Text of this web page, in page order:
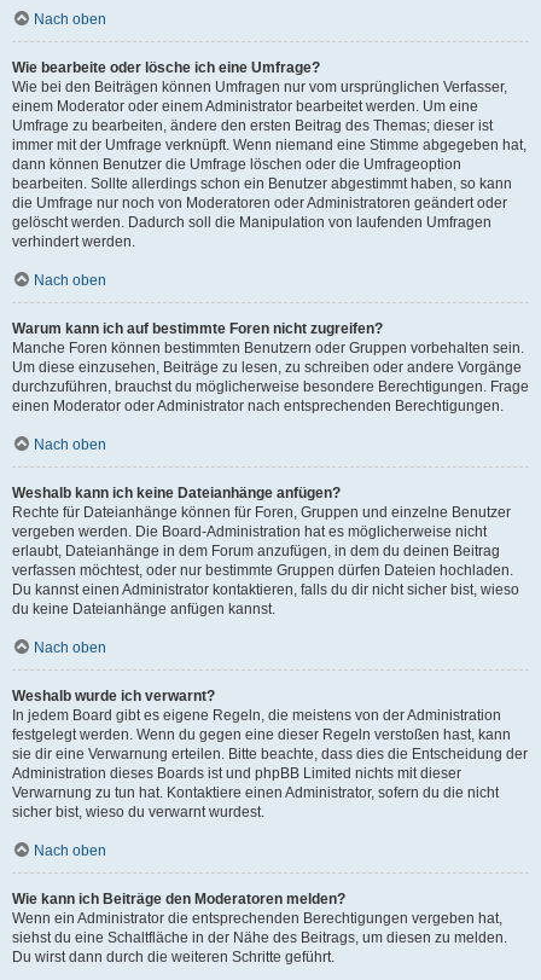
Nach oben
Wie bearbeite oder lösche ich eine Umfrage?
Wie bei den Beiträgen können Umfragen nur vom ursprünglichen Verfasser,
einem Moderator oder einem Administrator bearbeitet werden. Um eine
Umfrage zu bearbeiten, ändere den ersten Beitrag des Themas; dieser ist
immer mit der Umfrage verknüpft. Wenn niemand eine Stimme abgegeben hat,
dann können Benutzer die Umfrage löschen oder die Umfrageoption
bearbeiten. Sollte allerdings schon ein Benutzer abgestimmt haben, so kann
die Umfrage nur noch von Moderatoren oder Administratoren geändert oder
gelöscht werden. Dadurch soll die Manipulation von laufenden Umfragen
verhindert werden.
Nach oben
Warum kann ich auf bestimmte Foren nicht zugreifen?
Manche Foren können bestimmten Benutzern oder Gruppen vorbehalten sein.
Um diese einzusehen, Beiträge zu lesen, zu schreiben oder andere Vorgänge
durchzuführen, brauchst du möglicherweise besondere Berechtigungen. Frage
einen Moderator oder Administrator nach entsprechenden Berechtigungen.
Nach oben
Weshalb kann ich keine Dateianhänge anfügen?
Rechte für Dateianhänge können für Foren, Gruppen und einzelne Benutzer
vergeben werden. Die Board-Administration hat es möglicherweise nicht
erlaubt, Dateianhänge in dem Forum anzufügen, in dem du deinen Beitrag
verfassen möchtest, oder nur bestimmte Gruppen dürfen Dateien hochladen.
Du kannst einen Administrator kontaktieren, falls du dir nicht sicher bist, wieso
du keine Dateianhänge anfügen kannst.
Nach oben
Weshalb wurde ich verwarnt?
In jedem Board gibt es eigene Regeln, die meistens von der Administration
festgelegt werden. Wenn du gegen eine dieser Regeln verstoßen hast, kann
sie dir eine Verwarnung erteilen. Bitte beachte, dass dies die Entscheidung der
Administration dieses Boards ist und phpBB Limited nichts mit dieser
Verwarnung zu tun hat. Kontaktiere einen Administrator, sofern du die nicht
sicher bist, wieso du verwarnt wurdest.
Nach oben
Wie kann ich Beiträge den Moderatoren melden?
Wenn ein Administrator die entsprechenden Berechtigungen vergeben hat,
siehst du eine Schaltfläche in der Nähe des Beitrags, um diesen zu melden.
Du wirst dann durch die weiteren Schritte geführt.